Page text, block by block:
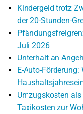
Kindergeld trotz
der 20-Stunden-
Juli 2026
Unterhalt an
E-Auto-
Umzugskosten
Taxikosten zur